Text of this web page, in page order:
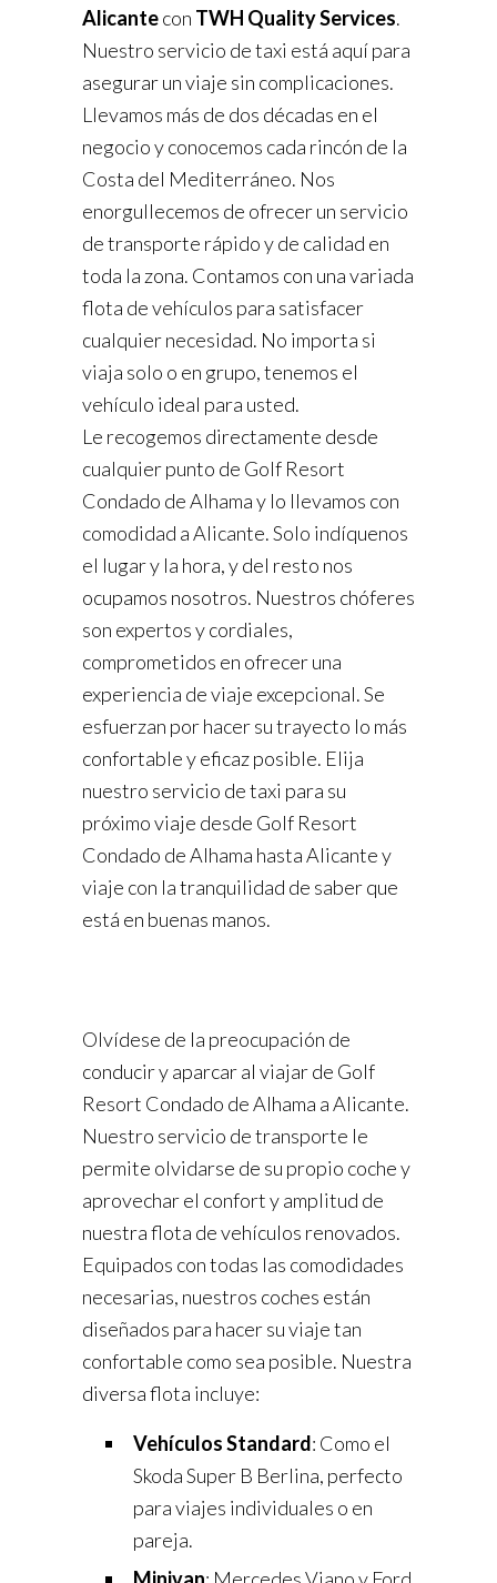
Alicantecon TWH Quality Services.
Nuestro servicio de taxi está aquí para
asegurar un viaje sin complicaciones.
Llevamos más de dos décadas en el
negocio y conocemos cada rincón de la
Costa del Mediterráneo. Nos
enorgullecemos de ofrecer un servicio
de transporte rápido y de calidad en
toda la zona. Contamos con una variada
flota de vehículos para satisfacer
cualquier necesidad. No importa si
viaja solo o en grupo, tenemos el
vehículo ideal para usted.
Le recogemos directamente desde
cualquier punto de Golf Resort
Condado de Alhama y lo llevamos con
comodidad a Alicante. Solo indíquenos
el lugar y la hora, y del resto nos
ocupamos nosotros. Nuestros chóferes
son expertos y cordiales,
comprometidos en ofrecer una
experiencia de viaje excepcional. Se
esfuerzan por hacer su trayecto lo más
confortable y eficaz posible. Elija
nuestro servicio de taxi para su
próximo viaje desde Golf Resort
Condado de Alhama hasta Alicante y
viaje con la tranquilidad de saber que
está en buenas manos.
Olvídese de la preocupación de
conducir y aparcar al viajar de Golf
Resort Condado de Alhama a Alicante.
Nuestro servicio de transporte le
permite olvidarse de su propio coche y
aprovechar el confort y amplitud de
nuestra flota de vehículos renovados.
Equipados con todas las comodidades
necesarias, nuestros coches están
diseñados para hacer su viaje tan
confortable como sea posible. Nuestra
diversa flota incluye:
Vehículos Standard: Como el
Skoda Super B Berlina, perfecto
para viajes individuales o en
pareja.